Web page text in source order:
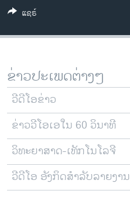
ທຸລະກິດ
ພາສາອັງກິດ
ສຽງ
ລາຍການກະຈາຍສຽງ
ລາຍງານ
ຕິດຕາມພວກເຮົາ ທີ່
ພາສາຕ່າງໆ
ແຊຣ໌
ຂ່າວປະເພດຕ່າງໆ
ວີດີໂອຂ່າວ
ຂ່າວວີໂອເອໃນ 60 ວິນາທີ
ວິທະຍາສາດ-ເທັກໂນໂລຈີ
ວີດີໂອ ອັງກິດສຳລັບລາຍງານ